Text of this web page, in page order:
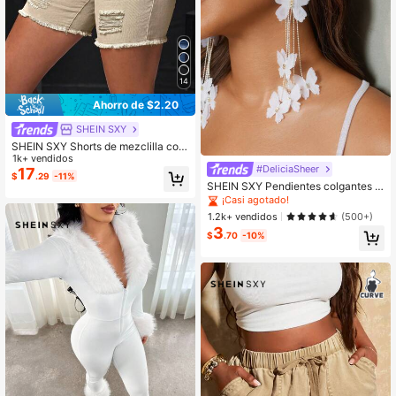
14
Ahorro de $2.20
SHEIN SXY
SHEIN SXY Shorts de mezclilla con
bolsillos, efecto desgastado, doblad
illo deshilachado y cintura con cord
ón para mujer
1k+ vendidos
$17.29 -11%
#DeliciaSheer
SHEIN SXY Pendientes colgantes c
on diseño de mariposa para uso diar
io
¡Casi agotado!
1.2k+ vendidos
(500+)
$3.70 -10%